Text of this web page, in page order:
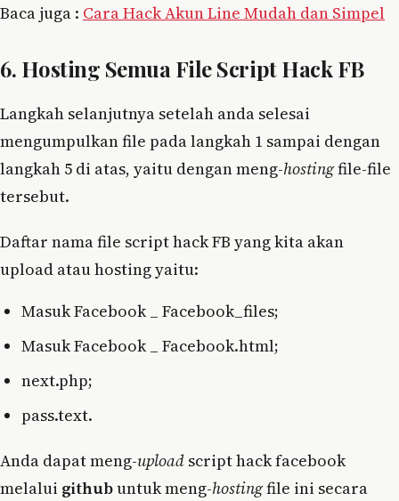
Baca juga : Cara Hack Akun Line Mudah dan Simpel
6. Hosting Semua File Script Hack FB
Langkah selanjutnya setelah anda selesai
mengumpulkan file pada langkah 1 sampai dengan
langkah 5 di atas, yaitu dengan meng-hostingfile-file
tersebut.
Daftar nama file script hack FB yang kita akan
upload atau hosting yaitu:
Masuk Facebook _ Facebook_files;
Masuk Facebook _ Facebook.html;
next.php;
pass.text.
Anda dapat meng-upload script hack facebook
melalui githubuntuk meng-hostingfile ini secara